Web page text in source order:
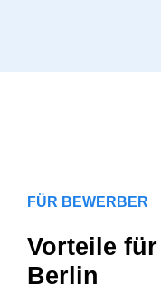
FÜR BEWERBER
Vorteile
Berlin